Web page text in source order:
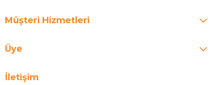
Müşteri Hizmetleri
Üye
İletişim